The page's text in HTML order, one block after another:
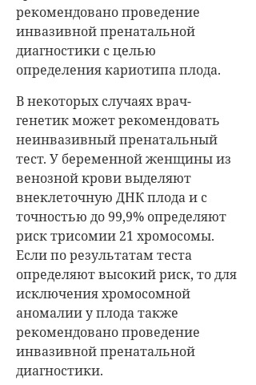
рекомендовано проведение
инвазивной пренатальной
диагностики с целью
определения кариотипа плода.
В некоторых случаях врач-
генетик может рекомендовать
неинвазивный пренатальный
тест. У беременной женщины из
венозной крови выделяют
внеклеточную ДНК плода и с
точностью до 99,9% определяют
риск трисомии 21 хромосомы.
Если по результатам теста
определяют высокий риск, то для
исключения хромосомной
аномалии у плода также
рекомендовано проведение
инвазивной пренатальной
диагностики.